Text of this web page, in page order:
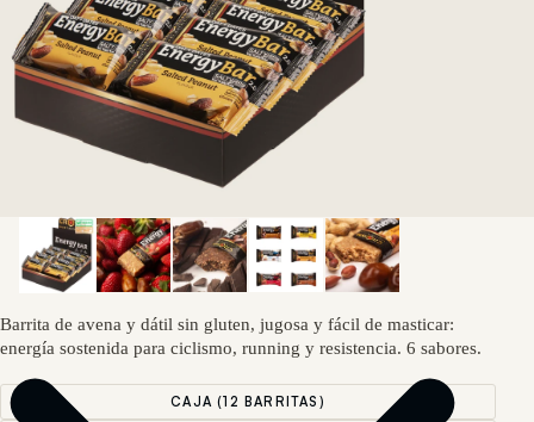
Barrita de avena y dátil sin gluten, jugosa y fácil de masticar:
energía sostenida para ciclismo, running y resistencia. 6 sabores.
CAJA (12 BARRITAS)